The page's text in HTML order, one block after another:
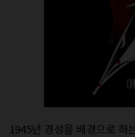
1945년 경성을 배경으로 하